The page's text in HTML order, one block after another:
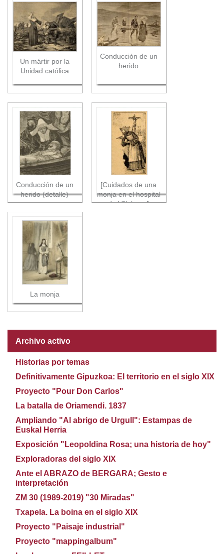
Un mártir por la
Unidad católica
Conducción de un
herido
Conducción de un
herido (detalle)
[Cuidados de una
monja en el hospital
de Villabona]
La monja
Archivo activo
Historias por temas
Definitivamente Gipuzkoa: El territorio en el siglo XIX
Proyecto "Pour Don Carlos"
La batalla de Oriamendi. 1837
Ampliando "Al abrigo de Urgull": Estampas de
Euskal Herria
Exposición "Leopoldina Rosa; una historia de hoy"
Exploradoras del siglo XIX
Ante el ABRAZO de BERGARA; Gesto e
interpretación
ZM 30 (1989-2019) "30 Miradas"
Txapela. La boina en el siglo XIX
Proyecto "Paisaje industrial"
Proyecto "mappingalbum"